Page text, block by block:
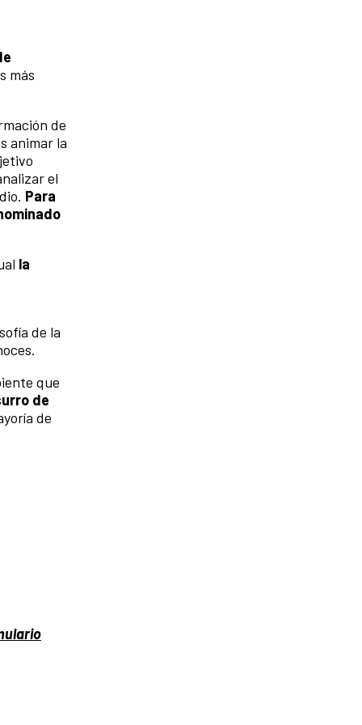
más
de
animar la
el
Para
la
de la
que
de
de